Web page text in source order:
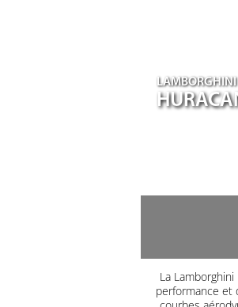
LAMBORGHINI
La
performance et